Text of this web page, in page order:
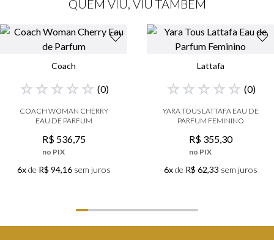
QUEM VIU, VIU TAMBÉM
Coach
☆ ☆ ☆ ☆ ☆ (0)
COACH WOMAN CHERRY
EAU DE PARFUM
R$ 536,75
no PIX
6xde R$ 94,16sem juros
Lattafa
☆ ☆ ☆ ☆ ☆ (0)
YARA TOUS LATTAFA EAU DE
PARFUM FEMININO
R$ 355,30
no PIX
6xde R$ 62,33 sem juros